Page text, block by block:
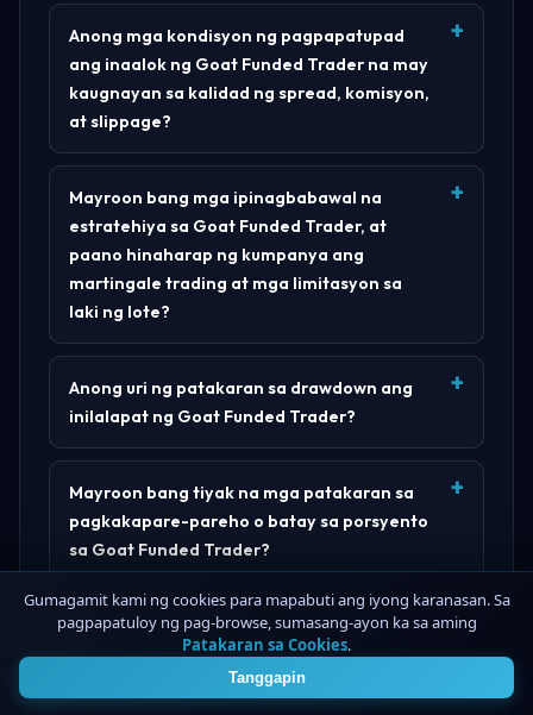
Anong mga kondisyon ng pagpapatupad
ang inaalok ng Goat Funded Trader na may
kaugnayan sa kalidad ng spread, komisyon,
at slippage?
Mayroon bang mga ipinagbabawal na
estratehiya sa Goat Funded Trader, at
paano hinaharap ng kumpanya ang
martingale trading at mga limitasyon sa
laki ng lote?
Anong uri ng patakaran sa drawdown ang
inilalapat ng Goat Funded Trader?
Mayroon bang tiyak na mga patakaran sa
pagkakapare-pareho o batay sa porsyento
sa Goat Funded Trader?
Nag-aalok ba ang Goat Funded Trader ng
iba't ibang modelo ng programa o
Gumagamit kami ng cookies para mapabuti ang iyong karanasan. Sa
pagpapatuloy ng pag-browse, sumasang-ayon ka sa aming
Patakaran sa Cookies.
Tanggapin